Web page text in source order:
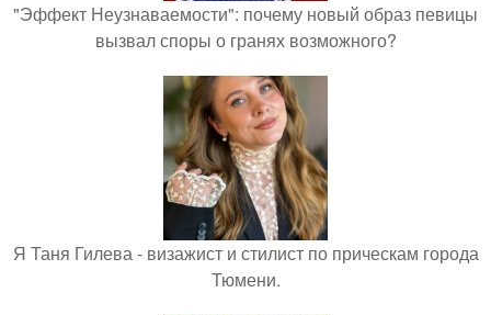
"Эффект Неузнаваемости": почему новый образ певицы
вызвал споры о гранях возможного?
Я Таня Гилева - визажист и стилист по прическам города
Тюмени.